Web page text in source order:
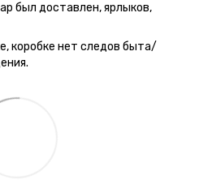
был доставлен, ярлыков,
коробке нет следов быта/